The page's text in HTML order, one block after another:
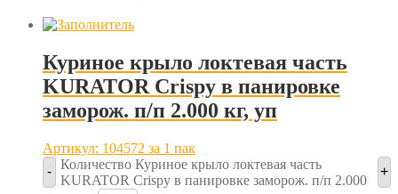
Куриное крыло локтевая часть
KURATOR Crispy в панировке
заморож. п/п 2.000 кг, уп
Артикул: 104572 за 1 пак
-
Количество Куриное крыло локтевая часть
KURATOR Crispy в панировке заморож. п/п 2.000
+